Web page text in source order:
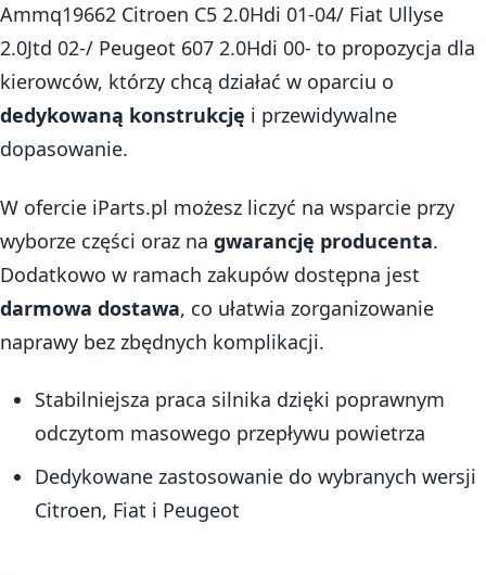
Ammq19662 Citroen C5 2.0Hdi 01-04/ Fiat Ullyse
2.0Jtd 02-/ Peugeot 607 2.0Hdi 00- to propozycja dla
kierowców, którzy chcą działać w oparciu o
dedykowaną konstrukcję i przewidywalne
dopasowanie.
W ofercie iParts.pl możesz liczyć na wsparcie przy
wyborze części oraz na gwarancję producenta.
Dodatkowo w ramach zakupów dostępna jest
darmowa dostawa, co ułatwia zorganizowanie
naprawy bez zbędnych komplikacji.
Stabilniejsza praca silnika dzięki poprawnym
odczytom masowego przepływu powietrza
Dedykowane zastosowanie do wybranych wersji
Citroen, Fiat i Peugeot